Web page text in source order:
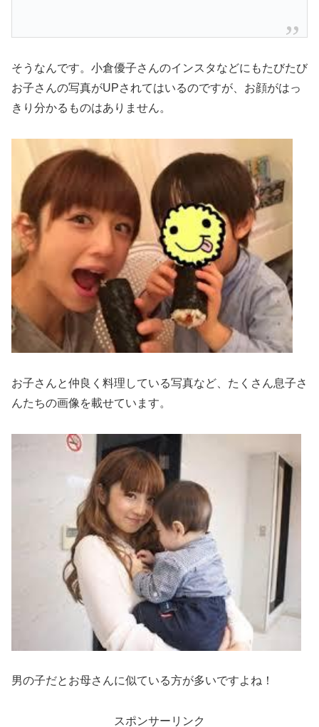
そうなんです。小倉優子さんのインスタなどにもたびたび
お子さんの写真がUPされてはいるのですが、お顔がはっ
きり分かるものはありません。
お子さんと仲良く料理している写真など、たくさん息子さ
んたちの画像を載せています。
男の子だとお母さんに似ている方が多いですよね！
スポンサーリンク